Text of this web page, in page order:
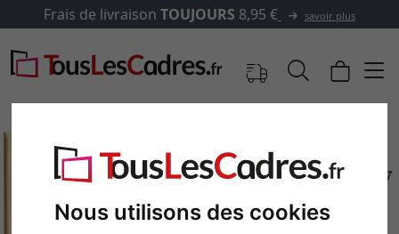
Nous utilisons des cookies
Frais de livraison TOUJOURS 8,95 € savoir plus